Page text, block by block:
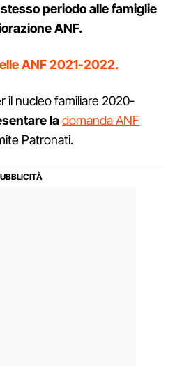
periodo alle famiglie
ANF.
ANF 2021-2022.
il nucleo familiare 2020-
ladomanda ANF
Patronati.